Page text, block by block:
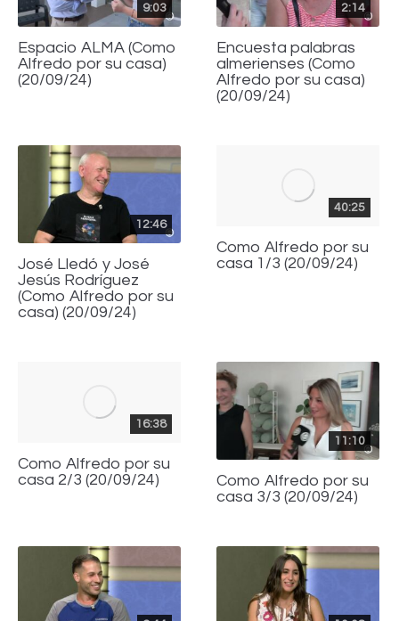
9:03
Espacio ALMA (Como
Alfredo por su casa)
(20/09/24)
2:14
Encuesta palabras
almerienses (Como
Alfredo por su casa)
(20/09/24)
12:46
José Lledó y José
Jesús Rodríguez
(Como Alfredo por su
casa) (20/09/24)
40:25
Como Alfredo por su
casa 1/3 (20/09/24)
16:38
Como Alfredo por su
casa 2/3 (20/09/24)
11:10
Como Alfredo por su
casa 3/3 (20/09/24)